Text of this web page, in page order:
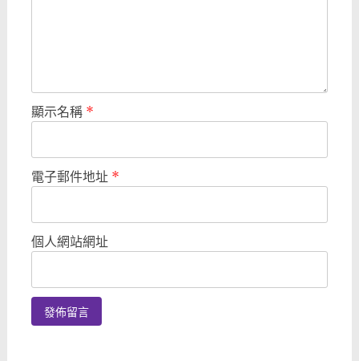
顯示名稱 *
電子郵件地址 *
個人網站網址